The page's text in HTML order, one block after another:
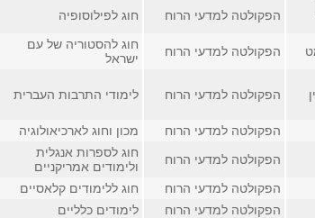
הפקולטה למדעי הרוח חוג לפילוסופיה
הפקולטה למדעי הרוח
חוג להסטוריה של עם
ישראל
הפקולטה למדעי הרוח לימודי התרבות העברית
הפקולטה למדעי הרוח
מכון וחוג לארכיאולוגיה
הפקולטה למדעי הרוח
חוג לספרות אנגלית
ולימודים אמריקניים
הפקולטה למדעי הרוח חוג ללימודים קלאסיים
הפקולטה למדעי הרוח לימודים כלליים